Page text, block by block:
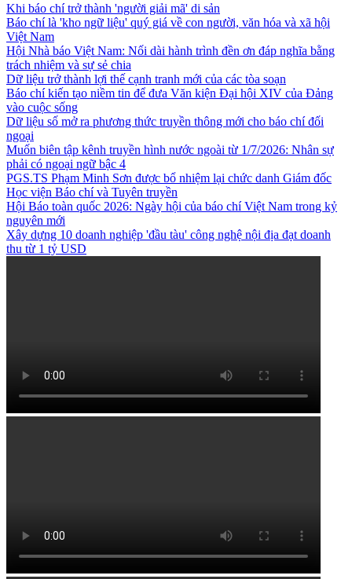
Khi báo chí trở thành 'người giải mã' di sản
Báo chí là 'kho ngữ liệu' quý giá về con người, văn hóa và xã hội
Việt Nam
Hội Nhà báo Việt Nam: Nối dài hành trình đền ơn đáp nghĩa bằng
trách nhiệm và sự sẻ chia
Dữ liệu trở thành lợi thế cạnh tranh mới của các tòa soạn
Báo chí kiến tạo niềm tin để đưa Văn kiện Đại hội XIV của Đảng
vào cuộc sống
Dữ liệu số mở ra phương thức truyền thông mới cho báo chí đối
ngoại
Muốn biên tập kênh truyền hình nước ngoài từ 1/7/2026: Nhân sự
phải có ngoại ngữ bậc 4
PGS.TS Phạm Minh Sơn được bổ nhiệm lại chức danh Giám đốc
Học viện Báo chí và Tuyên truyền
Hội Báo toàn quốc 2026: Ngày hội của báo chí Việt Nam trong kỷ
nguyên mới
Xây dựng 10 doanh nghiệp 'đầu tàu' công nghệ nội địa đạt doanh
thu từ 1 tỷ USD